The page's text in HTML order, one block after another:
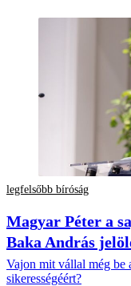
legfelsőbb bíróság
Magyar Péter a
Baka András
Vajon mit vállal még be
sikerességéért?